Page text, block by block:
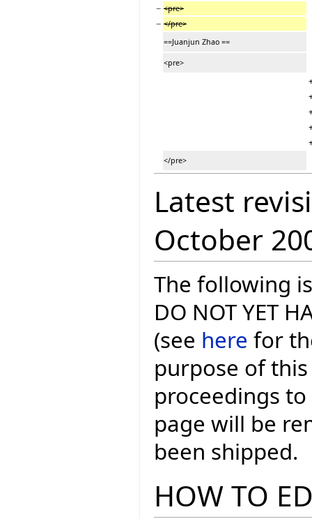
− <pre>
− </pre>
==Juanjun Zhao ==
<pre>
</pre>
Latest
October
The following
DO NOT YET
(see here for
purpose of
proceedings
page will be
been shipped.
HOW TO